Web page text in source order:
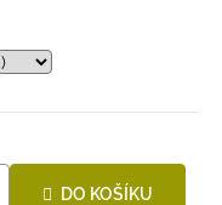
DO KOŠÍKU